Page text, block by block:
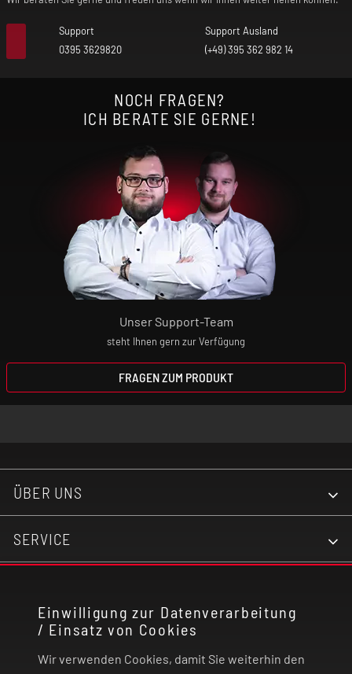
Einwilligung zur Datenverarbeitung
/ Einsatz von Cookies
Wir verwenden Cookies, damit Sie weiterhin den
Support
0395 3629820
Support Ausland
(+49) 395 362 982 14
NOCH FRAGEN?
ICH BERATE SIE GERNE!
Unser Support-Team
steht Ihnen gern zur Verfügung
FRAGEN ZUM PRODUKT
ÜBER UNS
SERVICE
RECHTLICHES